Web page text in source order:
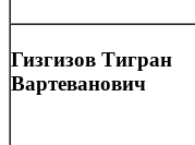
Гизгизов Тигран
Вартеванович